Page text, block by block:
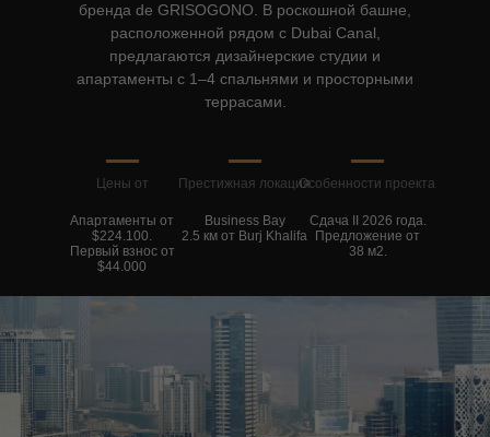
бренда de GRISOGONO. В роскошной башне,
расположенной рядом с Dubai Canal,
предлагаются дизайнерские студии и
апартаменты с 1–4 спальнями и просторными
террасами.
Сдача II 2026 года.
Предложение от
38 м2.
Особенности проекта
Business Bay
2.5 км от Burj Khalifa
Престижная локация
Апартаменты от
$224.100.
Первый взнос от
$44.000
Цены от